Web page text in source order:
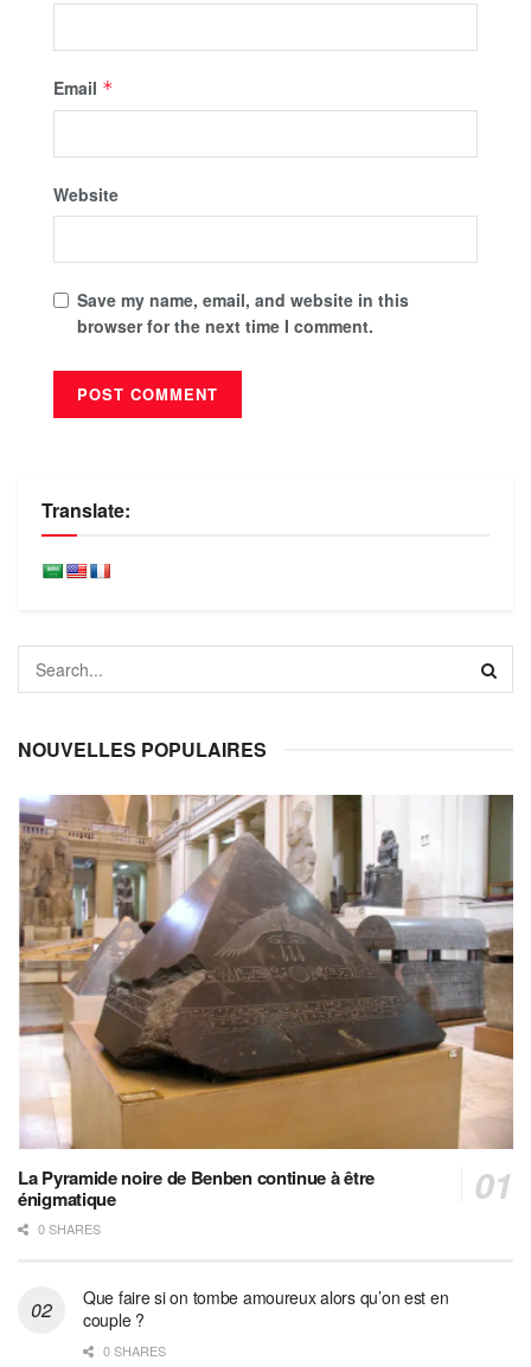
Email *
Website
Save my name, email, and website in this
browser for the next time I comment.
Translate:
NOUVELLES POPULAIRES
La Pyramide noire de Benben continue à être
énigmatique
0 SHARES
Que faire si on tombe amoureux alors qu’on est en
couple ?
0 SHARES